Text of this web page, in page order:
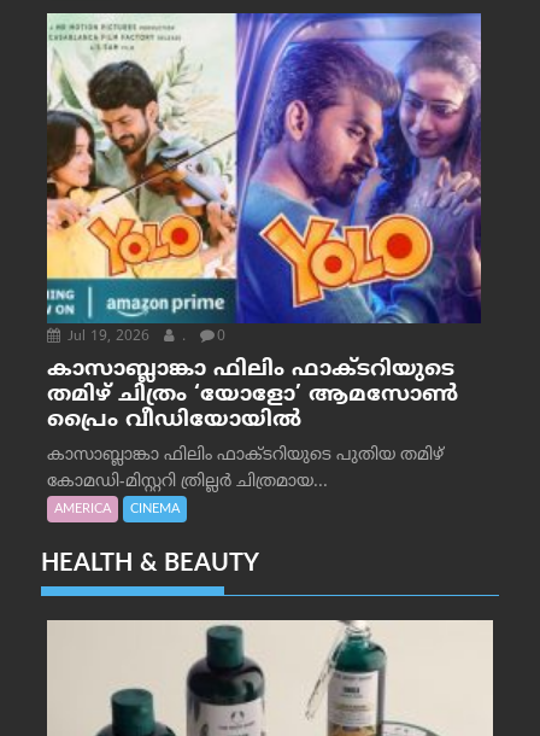
Jul 19, 2026 . 0
കാസാബ്ലാങ്കാ ഫിലിം ഫാക്ടറിയുടെ
തമിഴ് ചിത്രം ‘യോളോ’ ആമസോൺ
പ്രൈം വീഡിയോയിൽ
കാസാബ്ലാങ്കാ ഫിലിം ഫാക്ടറിയുടെ പുതിയ തമിഴ്
കോമഡി-മിസ്റ്ററി ത്രില്ലർ ചിത്രമായ...
AMERICA CINEMA
HEALTH & BEAUTY